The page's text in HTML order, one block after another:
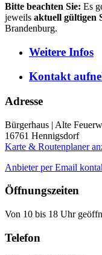
Bitte beachten Sie: Es
jeweils aktuell gültigen
Brandenburg.
Weitere Infos
Kontakt
Adresse
Bürgerhaus | Alte
16761 Hennigsdorf
Karte & Routenplaner
Anbieter per Email
Öffnungszeiten
Von 10 bis 18 Uhr
Telefon